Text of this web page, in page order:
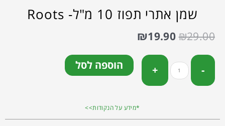
שמן אתרי תפוז 10 מ"ל- Roots
₪29.00
₪19.90
הוספה לסל
*מידע על הנקודות>>